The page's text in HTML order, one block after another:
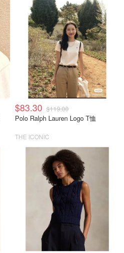
$83.30 $119.00
Polo Ralph Lauren Logo T恤
THE ICONIC